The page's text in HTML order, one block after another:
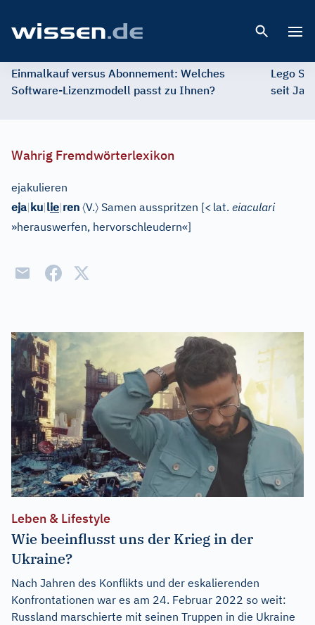
Einmalkauf versus Abonnement: Welches
Software-Lizenzmodell passt zu Ihnen?
Lego
seit
Wahrig Fremdwörterlexikon
ejakulieren
eja|ku|lie|ren 〈V.〉 Samen ausspritzen [< lat. eiaculari
»herauswerfen, hervorschleudern«]
Leben & Lifestyle
Wie beeinflusst uns der Krieg in der
Ukraine?
Nach Jahren des Konflikts und der eskalierenden
Konfrontationen war es am 24. Februar 2022 so weit:
Russland marschierte mit seinen Truppen in die Ukraine